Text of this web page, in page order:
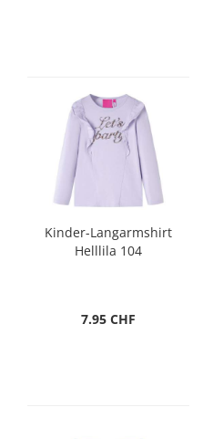
Kinder-Langarmshirt
Helllila 104
7.95 CHF